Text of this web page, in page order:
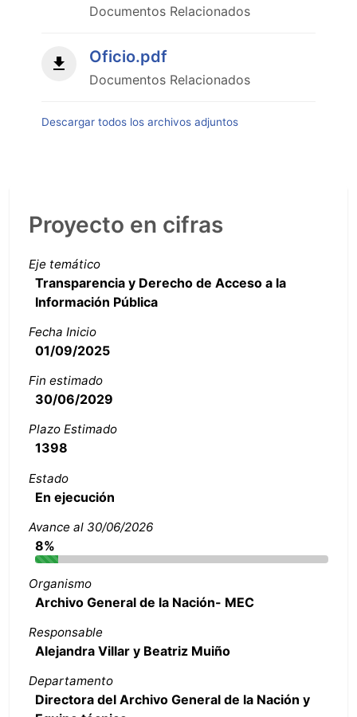
Documentos Relacionados
Oficio.pdf
Documentos Relacionados
Descargar todos los archivos adjuntos
Proyecto en cifras
Eje temático
Transparencia y Derecho de Acceso a la
Información Pública
Fecha Inicio
01/09/2025
Fin estimado
30/06/2029
Plazo Estimado
1398
Estado
En ejecución
Avance al 30/06/2026
8%
Organismo
Archivo General de la Nación- MEC
Responsable
Alejandra Villar y Beatriz Muiño
Departamento
Directora del Archivo General de la Nación y